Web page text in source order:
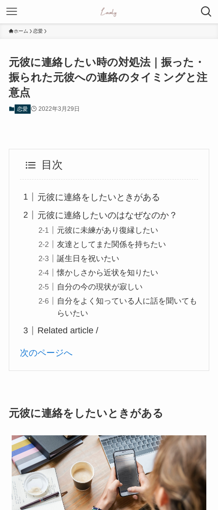
ホーム 恋愛
元彼に連絡したい時の対処法｜振った・
振られた元彼への連絡のタイミングと注
意点
恋愛 2022年3月29日
目次
元彼に連絡をしたいときがある
元彼に連絡したいのはなぜなのか？
元彼に未練があり復縁したい
友達としてまた関係を持ちたい
誕生日を祝いたい
懐かしさから近状を知りたい
自分の今の現状が寂しい
自分をよく知っている人に話を聞いても
らいたい
Related article /
次のページへ
元彼に連絡をしたいときがある